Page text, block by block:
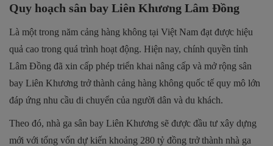
Quy hoạch sân bay Liên Khương Lâm Đồng
Là một trong năm cảng hàng không tại Việt Nam đạt được hiệu
quả cao trong quá trình hoạt động. Hiện nay, chính quyền tỉnh
Lâm Đồng đã xin cấp phép triển khai nâng cấp và mở rộng sân
bay Liên Khương trở thành cảng hàng không quốc tế quy mô lớn
đáp ứng nhu cầu di chuyển của người dân và du khách.
Theo đó, nhà ga sân bay Liên Khương sẽ được đầu tư xây dựng
mới với tổng vốn dự kiến khoảng 280 tỷ đồng trở thành nhà ga